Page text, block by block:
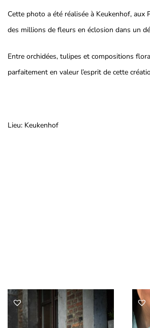
Cette photo a été réalisée à Keukenhof, aux
des millions de fleurs en éclosion dans un
Entre orchidées, tulipes et compositions
parfaitement en valeur l’esprit de cette
Lieu: Keukenhof